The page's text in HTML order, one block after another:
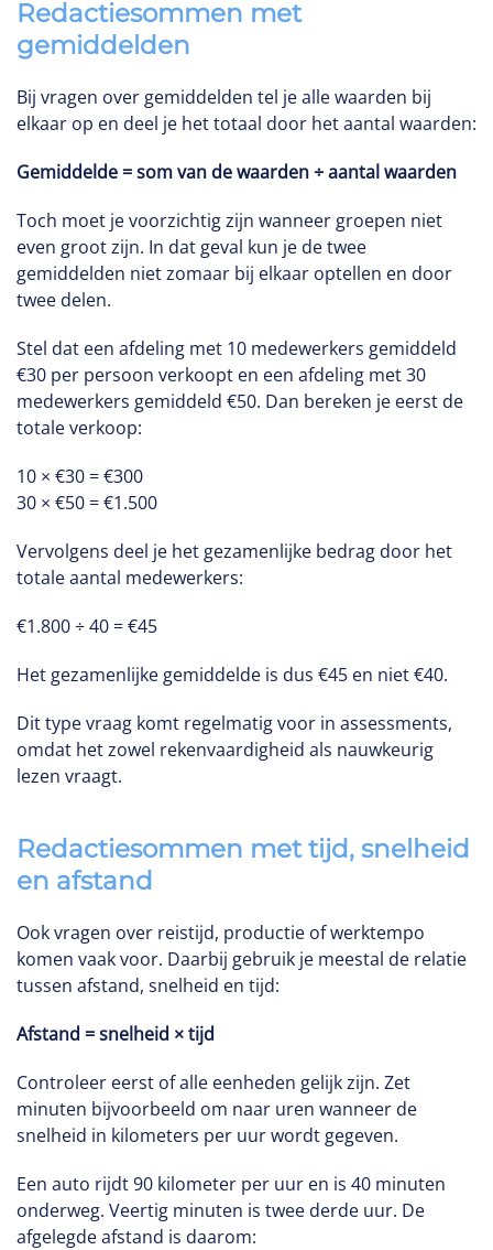
Redactiesommen met
gemiddelden
Bij vragen over gemiddelden tel je alle waarden bij
elkaar op en deel je het totaal door het aantal waarden:
Gemiddelde = som van de waarden ÷ aantal waarden
Toch moet je voorzichtig zijn wanneer groepen niet
even groot zijn. In dat geval kun je de twee
gemiddelden niet zomaar bij elkaar optellen en door
twee delen.
Stel dat een afdeling met 10 medewerkers gemiddeld
€30 per persoon verkoopt en een afdeling met 30
medewerkers gemiddeld €50. Dan bereken je eerst de
totale verkoop:
10 × €30 = €300
30 × €50 = €1.500
Vervolgens deel je het gezamenlijke bedrag door het
totale aantal medewerkers:
€1.800 ÷ 40 = €45
Het gezamenlijke gemiddelde is dus €45 en niet €40.
Dit type vraag komt regelmatig voor in assessments,
omdat het zowel rekenvaardigheid als nauwkeurig
lezen vraagt.
Redactiesommen met tijd, snelheid
en afstand
Ook vragen over reistijd, productie of werktempo
komen vaak voor. Daarbij gebruik je meestal de relatie
tussen afstand, snelheid en tijd:
Afstand = snelheid × tijd
Controleer eerst of alle eenheden gelijk zijn. Zet
minuten bijvoorbeeld om naar uren wanneer de
snelheid in kilometers per uur wordt gegeven.
Een auto rijdt 90 kilometer per uur en is 40 minuten
onderweg. Veertig minuten is twee derde uur. De
afgelegde afstand is daarom: